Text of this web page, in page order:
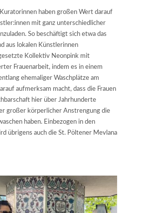
haben großen Wert darauf
mit ganz unterschiedlicher
So beschäftigt sich etwa das
aus lokalen Künstlerinnen
Kollektiv Neonpink mit
Frauenarbeit, indem es in einem
ehemaliger Waschplätze am
aufmerksam macht, dass die Frauen
hier über Jahrhunderte
großer körperlicher Anstrengung die
haben. Einbezogen in den
übrigens auch die St. Pöltener Mevlana